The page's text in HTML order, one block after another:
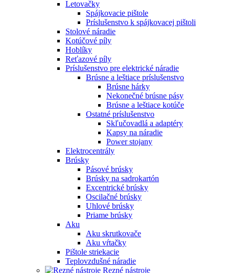
Letovačky
Spájkovacie pištole
Príslušenstvo k spájkovacej pištoli
Stolové náradie
Kotúčové píly
Hoblíky
Reťazové píly
Príslušenstvo pre elektrické náradie
Brúsne a leštiace príslušenstvo
Brúsne hárky
Nekonečné brúsne pásy
Brúsne a leštiace kotúče
Ostatné príslušenstvo
Skľučovadlá a adaptéry
Kapsy na náradie
Power stojany
Elektrocentrály
Brúsky
Pásové brúsky
Brúsky na sadrokartón
Excentrické brúsky
Oscilačné brúsky
Uhlové brúsky
Priame brúsky
Aku
Aku skrutkovače
Aku vŕtačky
Pištole striekacie
Teplovzdušné náradie
Rezné nástroje